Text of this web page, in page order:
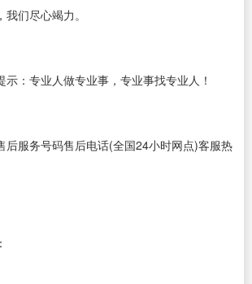
们尽心竭力。
：专业人做专业事，专业事找专业人！
后服务号码售后电话(全国24小时网点)客服热